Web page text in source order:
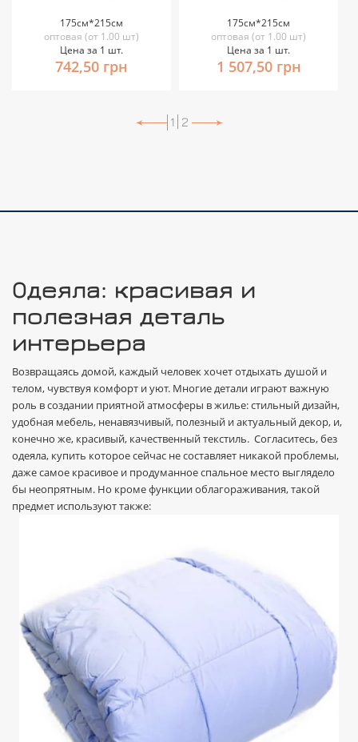
175см*215см
оптовая (от 1.00 шт)
Цена за 1 шт.
742,50 грн
175см*215см
оптовая (от 1.00 шт)
Цена за 1 шт.
1 507,50 грн
1 2
Одеяла: красивая и
полезная деталь
интерьера
Возвращаясь домой, каждый человек хочет отдыхать душой и
телом, чувствуя комфорт и уют. Многие детали играют важную
роль в создании приятной атмосферы в жилье: стильный дизайн,
удобная мебель, ненавязчивый, полезный и актуальный декор, и,
конечно же, красивый, качественный текстиль. Согласитесь, без
одеяла, купить которое сейчас не составляет никакой проблемы,
даже самое красивое и продуманное спальное место выглядело
бы неопрятным. Но кроме функции облагораживания, такой
предмет используют также: